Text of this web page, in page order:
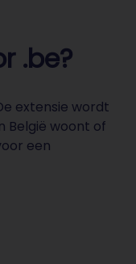
.be?
extensie wordt
België woont of
een